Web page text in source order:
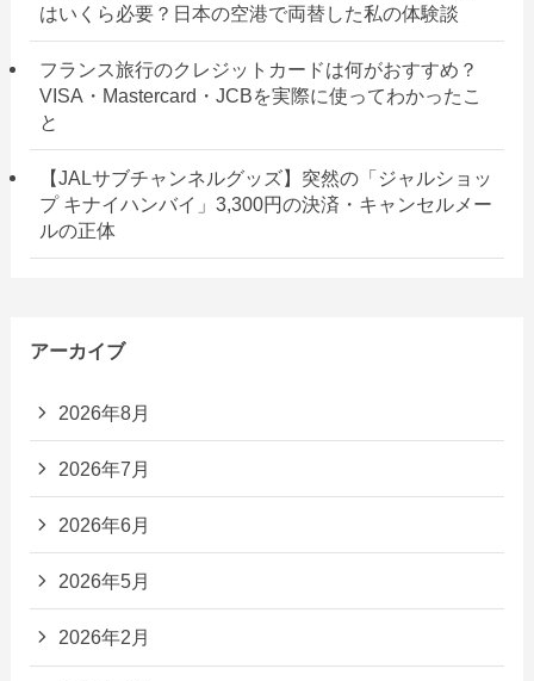
はいくら必要？日本の空港で両替した私の体験談
フランス旅行のクレジットカードは何がおすすめ？
VISA・Mastercard・JCBを実際に使ってわかったこ
と
【JALサブチャンネルグッズ】突然の「ジャルショッ
プ キナイハンバイ」3,300円の決済・キャンセルメー
ルの正体
アーカイブ
2026年8月
2026年7月
2026年6月
2026年5月
2026年2月